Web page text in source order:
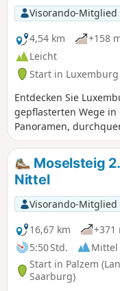
der Adolphe-Brücke.
zum ehemaligen
SpuerKeess.
Straßenbahnfahrt
bequem zur Place
und zur Place
letztgenannten
Restaurants für jedes
Visorando-Mitglied
4,54 km
+158
Leicht
Start in Luxemburg
Entdecken Sie
gepflasterten Wege
Panoramen,
Befestigungsanlagen
Rock Bock und
Moselsteig
Nittel
Visorando-Mitglied
16,67 km
+371
5:50 Std.
Mittel
Start in Palzem
Saarburg)